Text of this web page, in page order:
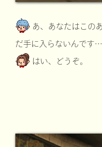
あ、あなたはこの
だ手に入らないんです
はい、どうぞ。